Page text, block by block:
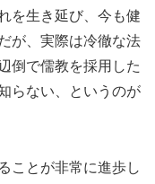
を生き延び、今も健
が、実際は冷徹な法
倒で儒教を採用した
らない 、というのが
ことが非常に進歩し